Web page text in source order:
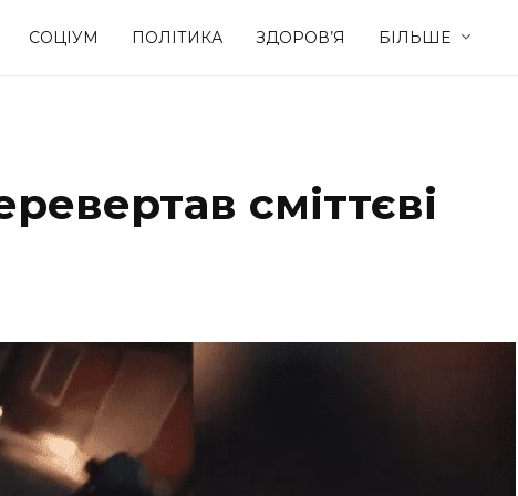
СОЦІУМ ПОЛІТИКА ЗДОРОВ’Я БІЛЬШЕ
Спорт Стиль життя
сміттєві